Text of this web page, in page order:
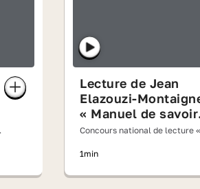
Lecture de Jean
Elazouzi-
« Manuel de savoir
vivre, à l'usage des
malpolis » de
Desproges
Concours national de lecture
1min